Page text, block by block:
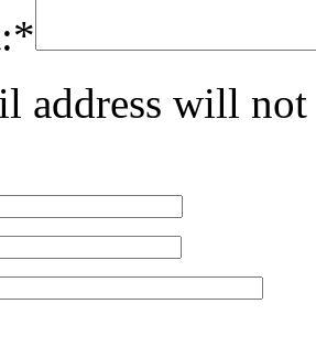
*
address will